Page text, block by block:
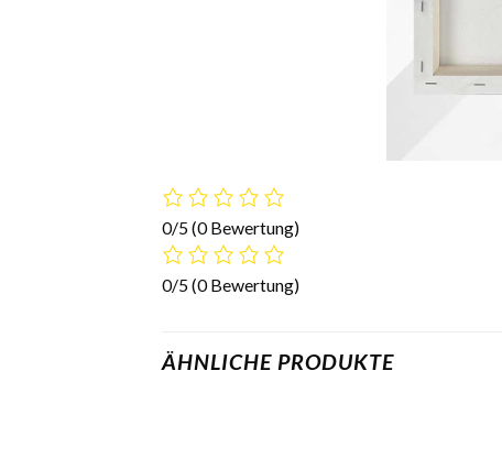
0/5(0 Bewertung)
0/5(0 Bewertung)
ÄHNLICHE PRODUKTE